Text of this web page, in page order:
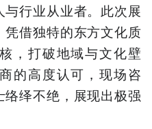
行业从业者。此次展
借独特的东方文化质
，打破地域与文化壁
的高度认可，现场咨
绎不绝，展现出极强